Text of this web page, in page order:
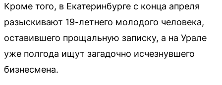
Кроме того, в Екатеринбурге с конца апреля
разыскивают 19-летнего молодого человека,
оставившего прощальную записку, а на Урале
уже полгода ищут загадочно исчезнувшего
бизнесмена.